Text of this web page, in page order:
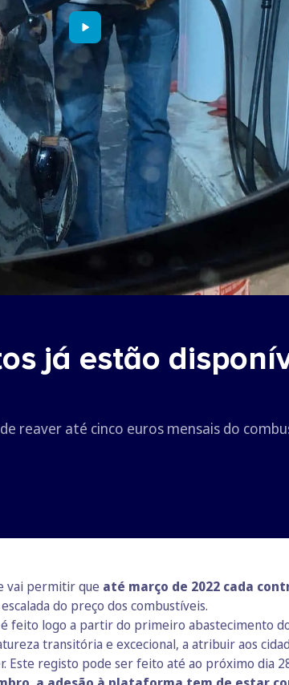
já estão
reaver até cinco euros mensais do
vai permitir que até março de 2022 cada
do preço dos combustíveis.
logo a partir do primeiro abastecimento do
transitória e excecional, a atribuir aos
registo pode ser feito até ao próximo dia